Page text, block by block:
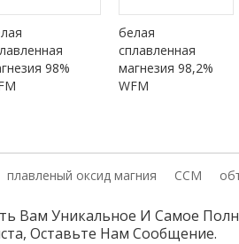
98%
белая
сплавленная
магнезия 98,2%
WFM
плавленый оксид магния CCM
Уникальное И Самое
Оставьте Нам Сообщение.